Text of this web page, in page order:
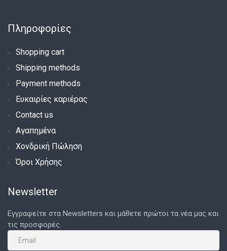
Πληροφορίες
Shopping cart
Shipping methods
Payment methods
Ευκαιρίες καριέρας
Contact us
Αγαπημένα
Χονδρική Πώληση
Όροι Χρήσης
Newsletter
Εγγραφείτε στα Newsletters και μάθετε πρώτοι τα νέα μας και
τις προσφορές.